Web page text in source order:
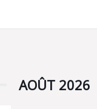
AOÛT 2026